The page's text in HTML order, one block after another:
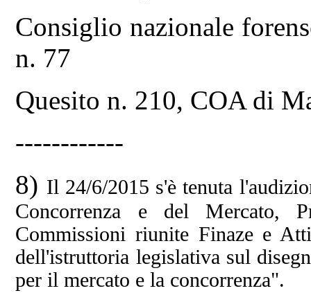
Consiglio nazionale
n. 77
Quesito n. 210, COA di
------------
8) Il 24/6/2015 s'è tenuta
Concorrenza e del Mercato,
Commissioni riunite Finaze e
dell'istruttoria legislativa sul
per il mercato e la concorrenza".